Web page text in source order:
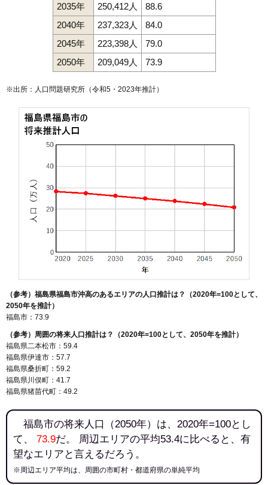
2035年
250,412人
88.6
2040年
237,323人
84.0
2045年
223,398人
79.0
2050年
209,049人 73.9
※出所：人口問題研究所（令和5・2023年推計）
（参考）福島県福島市沖高のあるエリアの人口推計は？（2020年=100として、
2050年を推計）
福島市：73.9
（参考）周囲の将来人口推計は？（2020年=100として、2050年を推計）
福島県二本松市：59.4
福島県伊達市：57.7
福島県桑折町：59.2
福島県川俣町：41.7
福島県猪苗代町：49.2
福島市の将来人口（2050年）は、2020年=100とし
て、 73.9だ。 周辺エリアの平均53.4に比べると、有
望なエリアと言えるだろう。
※周辺エリア平均は、周囲の市町村・都道府県の単純平均